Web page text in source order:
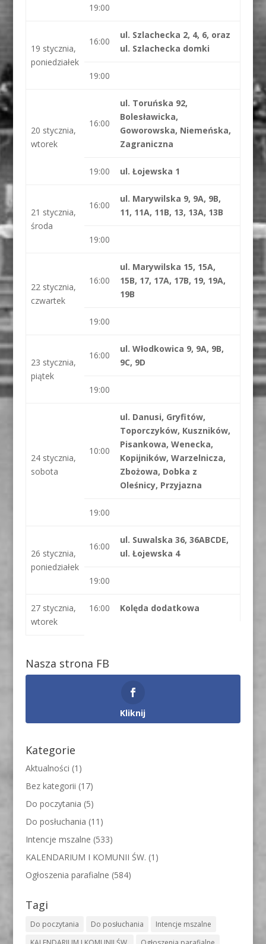
19:00
19 stycznia,
poniedziałek
16:00
ul. Szlachecka 2, 4, 6, oraz
ul. Szlachecka domki
19:00
20 stycznia,
wtorek
16:00
ul. Toruńska 92,
Bolesławicka,
Goworowska, Niemeńska,
Zagraniczna
19:00 ul. Łojewska 1
21 stycznia,
środa
16:00
ul. Marywilska 9, 9A, 9B,
11, 11A, 11B, 13, 13A, 13B
19:00
22 stycznia,
czwartek
16:00
ul. Marywilska 15, 15A,
15B, 17, 17A, 17B, 19, 19A,
19B
19:00
23 stycznia,
piątek
16:00
ul. Włodkowica 9, 9A, 9B,
9C, 9D
19:00
24 stycznia,
sobota
10:00
ul. Danusi, Gryfitów,
Toporczyków, Kuszników,
Pisankowa, Wenecka,
Kopijników, Warzelnicza,
Zbożowa, Dobka z
Oleśnicy, Przyjazna
19:00
26 stycznia,
poniedziałek
16:00
ul. Suwalska 36, 36ABCDE,
ul. Łojewska 4
19:00
27 stycznia,
wtorek
16:00 Kolęda dodatkowa
Nasza strona FB
Kliknij
Kategorie
Aktualności (1)
Bez kategorii (17)
Do poczytania (5)
Do posłuchania (11)
Intencje mszalne (533)
KALENDARIUM I KOMUNII ŚW. (1)
Ogłoszenia parafialne (584)
Tagi
Do poczytania Do posłuchania
Intencje mszalne